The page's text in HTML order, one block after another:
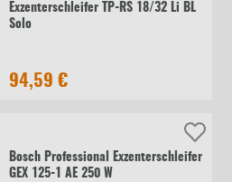
Exzenterschleifer TP-RS 18/32 Li BL
Solo
94,59 €
Bosch Professional Exzenterschleifer
GEX 125-1 AE 250 W